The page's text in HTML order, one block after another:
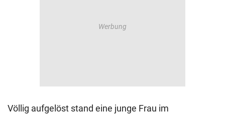
Völlig aufgelöst stand eine junge Frau im